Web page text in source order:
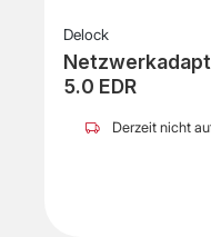
Delock
5.0 EDR
Derzeit nicht